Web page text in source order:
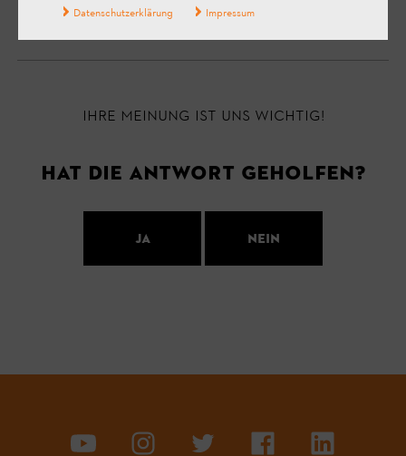
Ihre Meinung ist uns wichtig!
Hat die Antwort geholfen?
Ja Nein
Datenschutzerklärung Impressum